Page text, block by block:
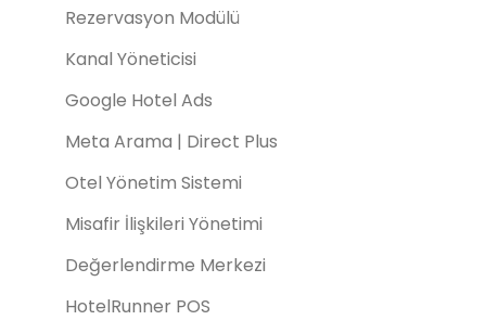
Rezervasyon Modülü
Kanal Yöneticisi
Google Hotel Ads
Meta Arama | Direct Plus
Otel Yönetim Sistemi
Misafir İlişkileri Yönetimi
Değerlendirme Merkezi
HotelRunner POS